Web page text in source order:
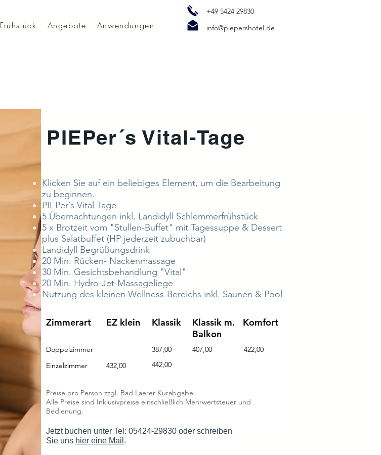
Frühstück Angebote Anwendungen
+49 5424 29830
info@piepershotel.de
PIEPer´s Vital-Tage
Klicken Sie auf ein beliebiges Element, um die Bearbeitung
zu beginnen.
PIEPer´s Vital-Tage
5 Übernachtungen inkl. Landidyll Schlemmerfrühstück
5 x Brotzeit vom "Stullen-Buffet" mit Tagessuppe & Dessert
plus Salatbuffet (HP jederzeit zubuchbar)
Landidyll Begrüßungsdrink
20 Min. Rücken- Nackenmassage
30 Min. Gesichtsbehandlung "Vital"
20 Min. Hydro-Jet-Massageliege
Nutzung des kleinen Wellness-Bereichs inkl. Saunen & Pool
Zimmerart
Doppelzimmer
Einzelzimmer
EZ klein Klassik
Klassik m.
Balkon
Komfort
422,00
407,00
387,00
432,00
442,00
Preise pro Person zzgl. Bad Laerer Kurabgabe.
Alle Preise sind Inklusivpreise einschließlich Mehrwertsteuer und
Bedienung.
Jetzt buchen unter Tel: 05424-29830 oder schreiben
Sie uns hier eine Mail .